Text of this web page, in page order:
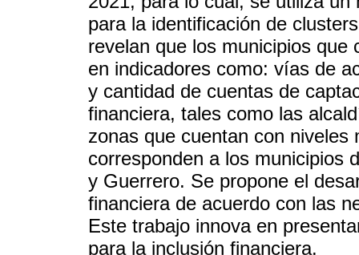
para la identificación de
revelan que los municipios que
en indicadores como: vías de
y cantidad de cuentas de
financiera, tales como las
zonas que cuentan con niveles
corresponden a los municipios
y Guerrero. Se propone el
financiera de acuerdo con las
Este trabajo innova en
para la inclusión financiera.